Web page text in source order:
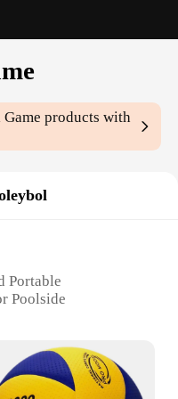
products with
Portable
Poolside
Volleyball Net,